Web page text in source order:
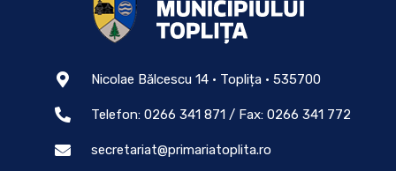
Nicolae Bălcescu 14 • Toplița • 535700
Telefon: 0266 341 871 / Fax: 0266 341 772
secretariat@primariatoplita.ro